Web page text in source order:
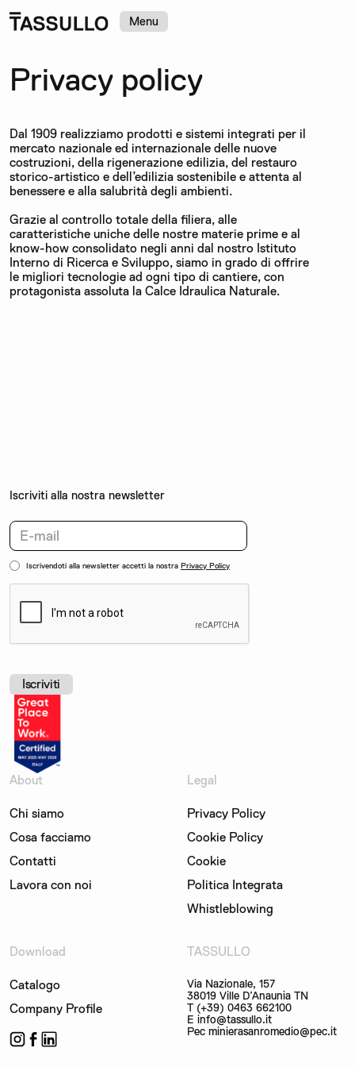
Menu
Privacy policy
Dal 1909 realizziamo prodotti e sistemi integrati per il
mercato nazionale ed internazionale delle nuove
costruzioni, della rigenerazione edilizia, del restauro
storico-artistico e dell’edilizia sostenibile e attenta al
benessere e alla salubrità degli ambienti.
Grazie al controllo totale della filiera, alle
caratteristiche uniche delle nostre materie prime e al
know-how consolidato negli anni dal nostro Istituto
Interno di Ricerca e Sviluppo, siamo in grado di offrire
le migliori tecnologie ad ogni tipo di cantiere, con
protagonista assoluta la Calce Idraulica Naturale.
Iscriviti alla nostra newsletter
Iscrivendoti alla newsletter accetti la nostra Privacy Policy
About
Chi siamo
Cosa facciamo
Contatti
Lavora con noi
Legal
Privacy Policy
Cookie Policy
Cookie
Politica Integrata
Whistleblowing
Download
Catalogo
Company Profile
TASSULLO
Via Nazionale, 157
38019 Ville D’Anaunia TN
T (+39) 0463 662100
E info@tassullo.it
Pec minierasanromedio@pec.it